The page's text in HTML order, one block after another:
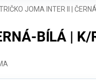
JOMA INTER II |
BÍLÁ | K/